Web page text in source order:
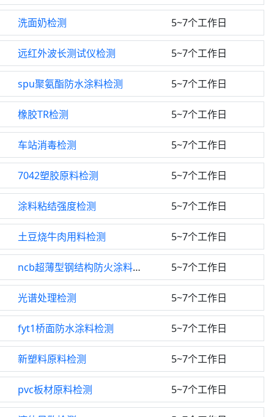
洗面奶检测 5~7个工作日
远红外波长测试仪检测 5~7个工作日
spu聚氨酯防水涂料检测 5~7个工作日
橡胶TR检测 5~7个工作日
车站消毒检测 5~7个工作日
7042塑胶原料检测 5~7个工作日
涂料粘结强度检测 5~7个工作日
土豆烧牛肉用料检测 5~7个工作日
ncb超薄型钢结构防火涂料检测 5~7个工作日
光谱处理检测 5~7个工作日
fyt1桥面防水涂料检测 5~7个工作日
新塑料原料检测 5~7个工作日
pvc板材原料检测 5~7个工作日